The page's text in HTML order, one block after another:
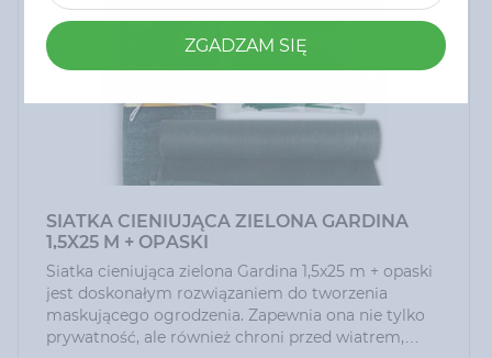
SIATKA CIENIUJĄCA ZIELONA GARDINA
1,5X25 M + OPASKI
Siatka cieniująca zielona Gardina 1,5x25 m + opaski
jest doskonałym rozwiązaniem do tworzenia
maskującego ogrodzenia. Zapewnia ona nie tylko
prywatność, ale również chroni przed wiatrem,
ZGADZAM SIĘ